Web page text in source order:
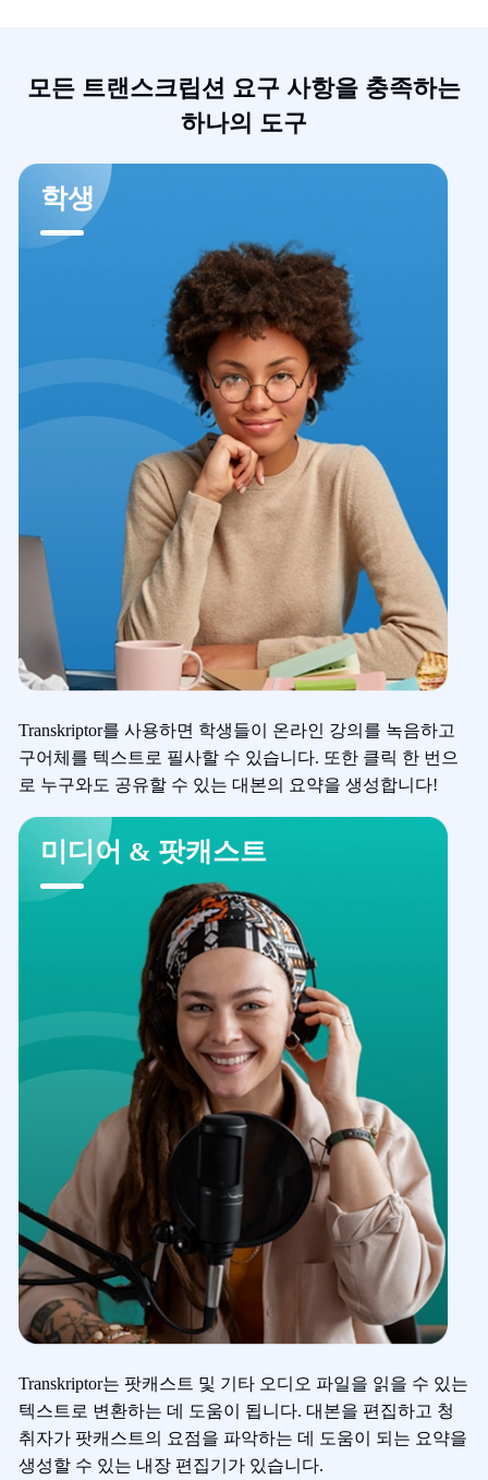
모든 트랜스크립션 요구 사항을 충족하는
하나의 도구
학생
Transkriptor를 사용하면 학생들이 온라인 강의를 녹음하고
구어체를 텍스트로 필사할 수 있습니다. 또한 클릭 한 번으
로 누구와도 공유할 수 있는 대본의 요약을 생성합니다!
미디어 & 팟캐스트
Transkriptor는 팟캐스트 및 기타 오디오 파일을 읽을 수 있는
텍스트로 변환하는 데 도움이 됩니다. 대본을 편집하고 청
취자가 팟캐스트의 요점을 파악하는 데 도움이 되는 요약을
생성할 수 있는 내장 편집기가 있습니다.